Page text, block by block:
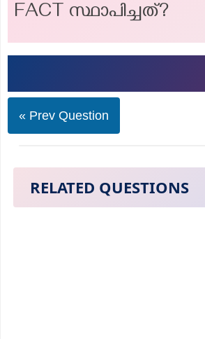
FACT സ്ഥാപിച്ചത്?
« Prev Question
RELATED QUESTIONS